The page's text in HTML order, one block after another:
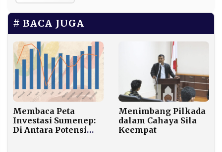
BACA JUGA
Membaca Peta
Investasi Sumenep:
Di Antara Potensi
Menimbang Pilkada
dalam Cahaya Sila
Keempat